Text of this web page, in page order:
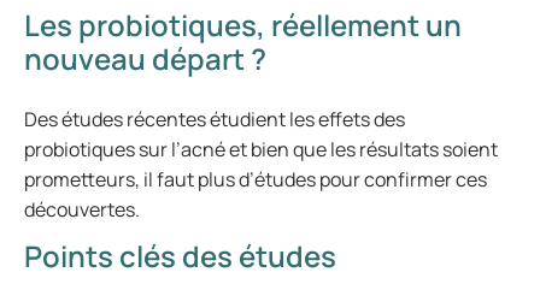
Les probiotiques, réellement un
nouveau départ ?
Des études récentes étudient les effets des
probiotiques sur l’acné et bien que les résultats soient
prometteurs, il faut plus d’études pour confirmer ces
découvertes.
Points clés des études